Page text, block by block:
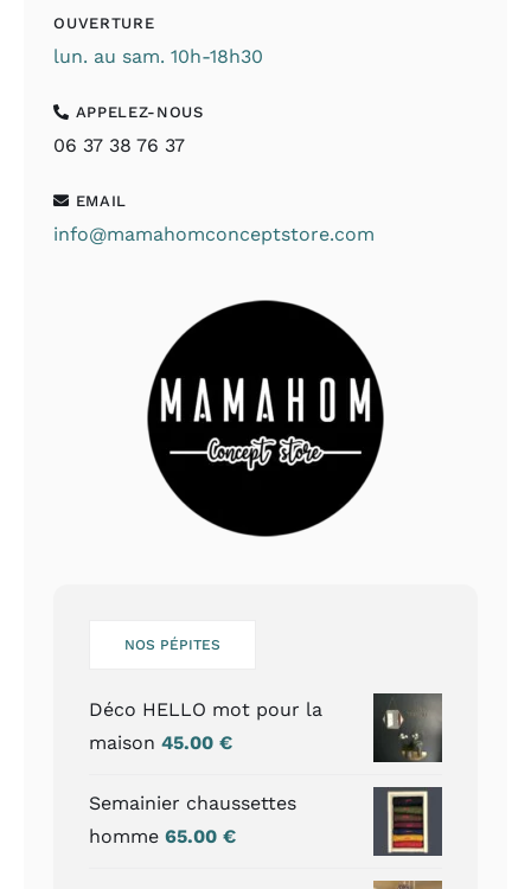
OUVERTURE
lun. au sam. 10h-18h30
APPELEZ-NOUS
06 37 38 76 37
EMAIL
info@mamahomconceptstore.com
NOS PÉPITES
Déco HELLO mot pour la
maison 45.00€
Semainier chaussettes
homme 65.00€